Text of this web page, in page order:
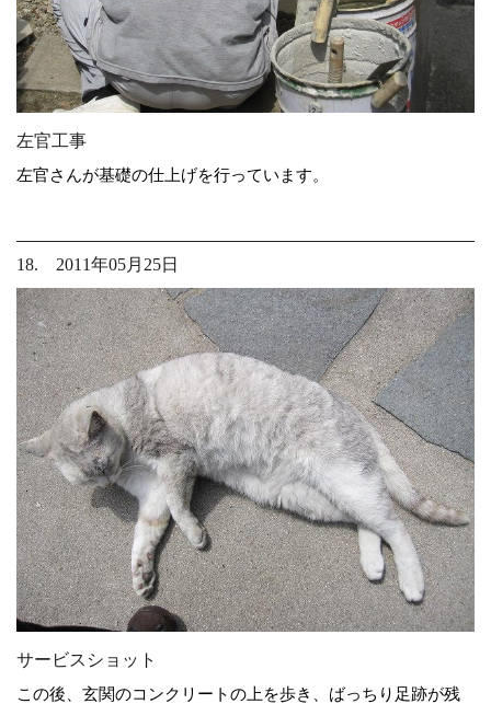
左官工事
左官さんが基礎の仕上げを行っています。
18. 2011年05月25日
サービスショット
この後、玄関のコンクリートの上を歩き、ばっちり足跡が残